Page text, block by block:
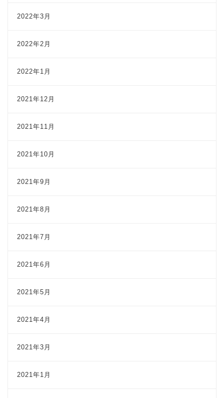
2022年3月
2022年2月
2022年1月
2021年12月
2021年11月
2021年10月
2021年9月
2021年8月
2021年7月
2021年6月
2021年5月
2021年4月
2021年3月
2021年1月